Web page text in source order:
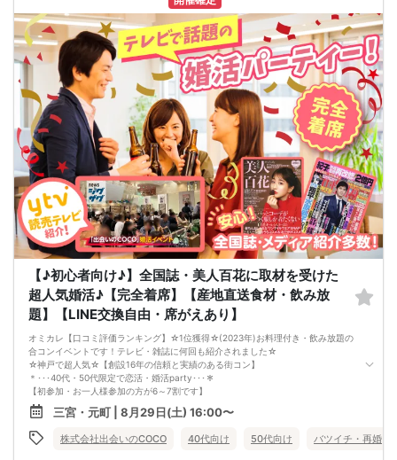
・イベント後の参加者同士のトラブルは当事者同士で解決をお願いします。
◆──────────────────────◆
【♪初心者向け♪】全国誌・美人百花に取材を受けた
超人気婚活♪【完全着席】【産地直送食材・飲み放
題】【LINE交換自由・席がえあり】
オミカレ【口コミ評価ランキング】☆1位獲得☆(2023年)お料理付き・飲み放題の
合コンイベントです！テレビ・雑誌に何回も紹介されました☆
☆神戸で超人気☆【創設16年の信頼と実績のある街コン】
＊･･･40代・50代限定で恋活・婚活party･･･＊
【初参加・お一人様参加の方が6～7割です】
安心してご参加ください♪
お一人様でも気軽に参加できるparty☆
当イベントスタッフが参加者様の立場に立って、最初から最後まで徹底的にサポ
ートします♪
三宮・元町 | 8月29日(土) 16:00〜
株式会社出会いのCOCO 40代向け 50代向け バツイチ・再婚